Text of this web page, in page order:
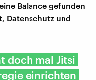
Balance gefunden
Datenschutz und
doch mal Jitsi
einrichten